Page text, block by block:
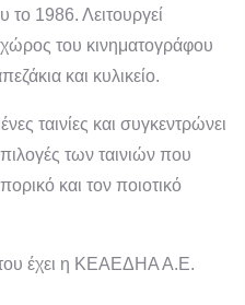
το 1986. Λειτουργεί
του κινηματογράφου
και κυλικείο.
ταινίες και συγκεντρώνει
των ταινιών που
και τον ποιοτικό
του έχει η ΚΕΑΕΔΗΑ Α.Ε.